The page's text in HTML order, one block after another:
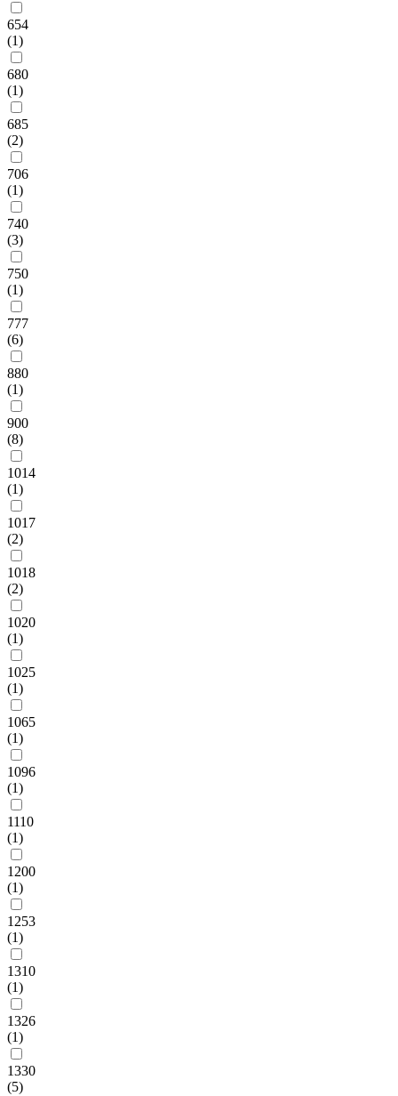
654
(1)
680
(1)
685
(2)
706
(1)
740
(3)
750
(1)
777
(6)
880
(1)
900
(8)
1014
(1)
1017
(2)
1018
(2)
1020
(1)
1025
(1)
1065
(1)
1096
(1)
1110
(1)
1200
(1)
1253
(1)
1310
(1)
1326
(1)
1330
(5)